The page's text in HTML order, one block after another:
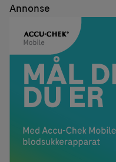
Annonse